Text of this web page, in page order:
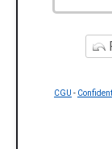
CGU -